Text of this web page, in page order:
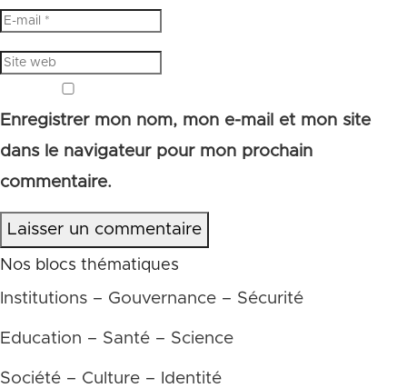
Enregistrer mon nom, mon e-mail et mon site
dans le navigateur pour mon prochain
commentaire.
Laisser un commentaire
Nos blocs thématiques
Institutions – Gouvernance – Sécurité
Education – Santé – Science
Société – Culture – Identité